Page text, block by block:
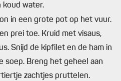
koud water.
in een grote pot op het vuur.
prei toe. Kruid met visaus,
Snijd de kipfilet en de ham in
soep. Breng het geheel aan
zachtjes pruttelen.